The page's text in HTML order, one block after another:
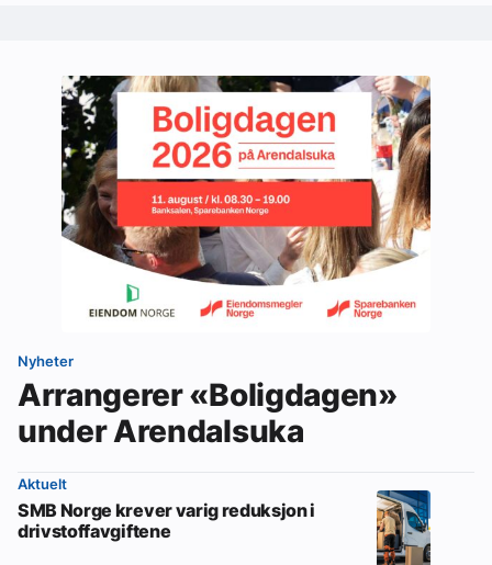
Nyheter
Arrangerer «Boligdagen»
under Arendalsuka
Aktuelt
SMB Norge krever varig reduksjon i
drivstoffavgiftene